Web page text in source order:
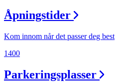
Åpningstider
Kom innom når det passer deg best
1400
Parkeringsplasser